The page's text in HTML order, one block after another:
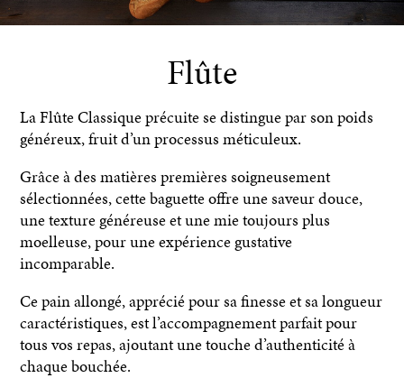
Flûte
La Flûte Classique précuite se distingue par son poids
généreux, fruit d’un processus méticuleux.
Grâce à des matières premières soigneusement
sélectionnées, cette baguette offre une saveur douce,
une texture généreuse et une mie toujours plus
moelleuse, pour une expérience gustative
incomparable.
Ce pain allongé, apprécié pour sa finesse et sa longueur
caractéristiques, est l’accompagnement parfait pour
tous vos repas, ajoutant une touche d’authenticité à
chaque bouchée.